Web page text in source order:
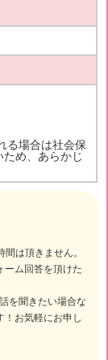
は頂きません。
ーム回答を頂けた
を聞きたい場合な
！お気軽にお申し
る場合は社会保
め、あらかじ